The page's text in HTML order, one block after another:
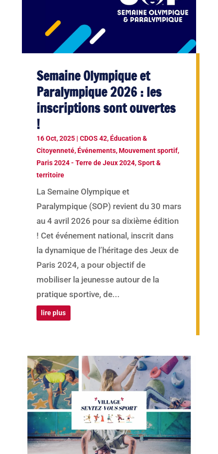
Semaine Olympique et
Paralympique 2026 : les
inscriptions sont ouvertes
!
16 Oct, 2025| CDOS 42,Éducation &
Citoyenneté,Événements,Mouvement sportif,
Paris 2024 - Terre de Jeux 2024,Sport &
territoire
La Semaine Olympique et
Paralympique (SOP) revient du 30 mars
au 4 avril 2026 pour sa dixième édition
! Cet événement national, inscrit dans
la dynamique de l’héritage des Jeux de
Paris 2024, a pour objectif de
mobiliser la jeunesse autour de la
pratique sportive, de...
lire plus